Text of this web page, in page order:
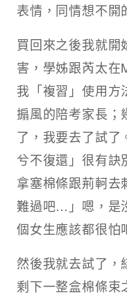
表情，同情想不開
買回來之後我就
害，學姊跟芮太在
我「複習」使用方
搧風的陪考家長；
了，我要去了試了
兮不復還」很有訣
拿塞棉條跟荊軻去
難過吧…」嗯，是
個女生應該都很怕
然後我就去試了，
剩下一整盒棉條束